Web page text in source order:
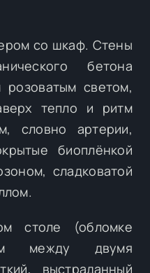
со шкаф. Стены
бетона
розоватым светом,
тепло и ритм
словно артерии,
биоплёнкой
сладковатой
столе (обломке
между двумя
выстраданный